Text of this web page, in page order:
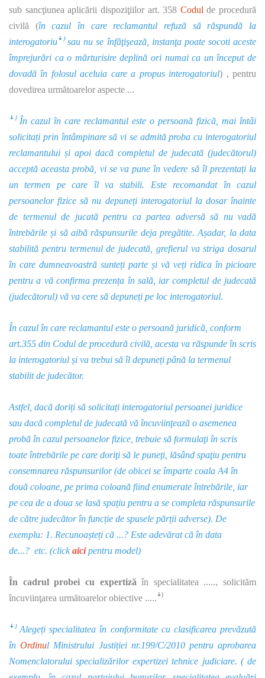
sub sancţiunea aplicării dispoziţiilor art. 358 Codul de procedură
civilă (în cazul în care reclamantul refuză să răspundă la
interogatoriuꜜ⁾ sau nu se înfăţişează, instanţa poate socoti aceste
împrejurări ca o mărturisire deplină ori numai ca un început de
dovadă în folosul aceluia care a propus interogatoriul) , pentru
dovedirea următoarelor aspecte ...
ꜜ⁾ În cazul în care reclamantul este o persoană fizică, mai întâi
solicitați prin întâmpinare să vi se admită proba cu interogatoriul
reclamantului și apoi dacă completul de judecată (judecătorul)
acceptă aceasta probă, vi se va pune în vedere să îl prezentați la
un termen pe care îl va stabili. Este recomandat în cazul
persoanelor fizice să nu depuneți interogatoriul la dosar înainte
de termenul de jucată pentru ca partea adversă să nu vadă
întrebările și să aibă răspunsurile deja pregătite. Așadar, la data
stabilită pentru termenul de judecată, grefierul va striga dosarul
în care dumneavoastră sunteți parte și vă veți ridica în picioare
pentru a vă confirma prezența în sală, iar completul de judecată
(judecătorul) vă va cere să depuneți pe loc interogatoriul.
În cazul în care reclamantul este o persoană juridică, conform
art.355 din Codul de procedură civilă, acesta va răspunde în scris
la interogatoriul și va trebui să îl depuneți până la termenul
stabilit de judecător.
Astfel, dacă doriți să solicitați interogatoriul persoanei juridice
sau dacă completul de judecată vă încuviinţează o asemenea
probă în cazul persoanelor fizice, trebuie să formulaţi în scris
toate întrebările pe care doriţi să le puneţi, lăsând spaţiu pentru
consemnarea răspunsurilor (de obicei se împarte coala A4 în
două coloane, pe prima coloană fiind enumerate întrebările, iar
pe cea de a doua se lasă spațiu pentru a se completa răspunsurile
de către judecător în funcție de spusele părții adverse). De
exemplu: 1. Recunoașteți că ...? Este adevărat că în data
de...? etc. (clickaicipentru model)
În cadrul probei cu expertizăîn specialitatea ....., solicităm
încuviinţarea următoarelor obiective .....ꜜ⁾
ꜜ⁾ Alegeți specialitatea în conformitate cu clasificarea prevăzută
înOrdinul Ministrului Justiției nr.199/C/2010 pentru aprobarea
Nomenclatorului specializărilor expertizei tehnice judiciare. ( de